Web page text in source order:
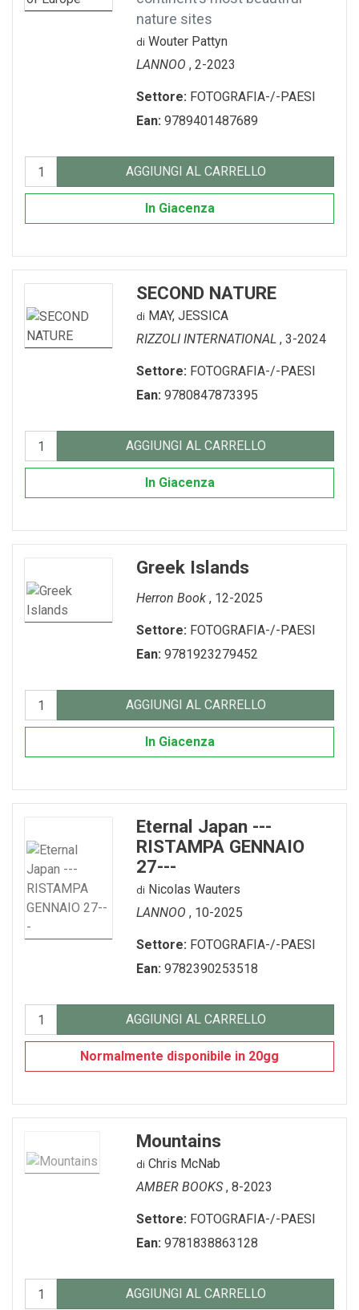
nature sites
di Wouter Pattyn
LANNOO , 2-2023
Settore: FOTOGRAFIA-/-PAESI
Ean: 9789401487689
AGGIUNGI AL CARRELLO
In Giacenza
SECOND NATURE
di MAY, JESSICA
RIZZOLI INTERNATIONAL , 3-2024
Settore: FOTOGRAFIA-/-PAESI
Ean: 9780847873395
AGGIUNGI AL CARRELLO
In Giacenza
Greek Islands
Herron Book , 12-2025
Settore: FOTOGRAFIA-/-PAESI
Ean: 9781923279452
AGGIUNGI AL CARRELLO
In Giacenza
Eternal Japan ---
RISTAMPA GENNAIO
27---
di Nicolas Wauters
LANNOO , 10-2025
Settore: FOTOGRAFIA-/-PAESI
Ean: 9782390253518
AGGIUNGI AL CARRELLO
Normalmente disponibile in 20gg
Mountains
di Chris McNab
AMBER BOOKS , 8-2023
Settore: FOTOGRAFIA-/-PAESI
Ean: 9781838863128
AGGIUNGI AL CARRELLO